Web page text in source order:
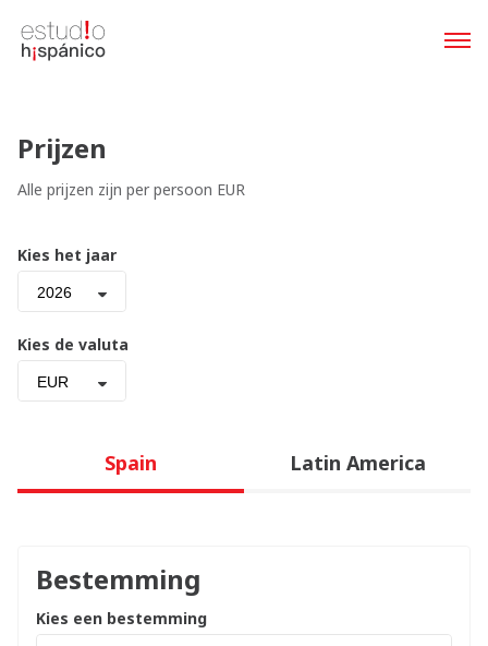
Prijzen
Alle prijzen zijn per persoon EUR
Kies het jaar
2026
Kies de valuta
EUR
Spain Latin America
Bestemming
Kies een bestemming